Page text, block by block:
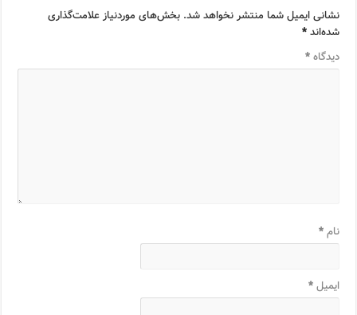
نشانی ایمیل شما منتشر نخواهد شد. بخش‌های موردنیاز علامت‌گذاری
شده‌اند*
دیدگاه*
نام*
ایمیل*